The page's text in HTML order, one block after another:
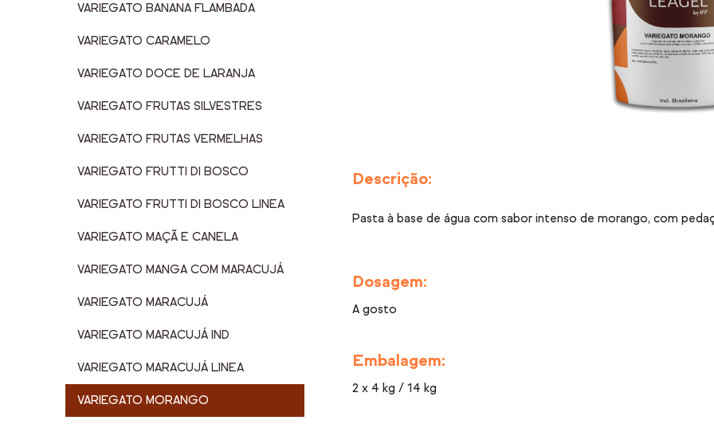
VARIEGATO BANANA FLAMBADA
VARIEGATO CARAMELO
VARIEGATO DOCE DE LARANJA
VARIEGATO FRUTAS SILVESTRES
VARIEGATO FRUTAS VERMELHAS
VARIEGATO FRUTTI DI BOSCO
VARIEGATO FRUTTI DI BOSCO LINEA
VARIEGATO MAÇÃ E CANELA
VARIEGATO MANGA COM MARACUJÁ
VARIEGATO MARACUJÁ
VARIEGATO MARACUJÁ IND
VARIEGATO MARACUJÁ LINEA
VARIEGATO MORANGO
Descrição:
Pasta à base de água com sabor intenso de morango, com
Dosagem:
A gosto
Embalagem:
2 x 4 kg / 14 kg